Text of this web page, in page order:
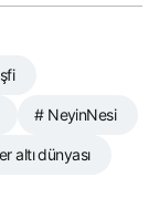
# NeyinNesi
altı dünyası